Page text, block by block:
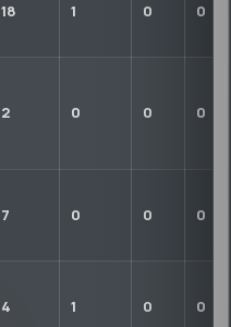
18 1 0 0
2 0 0 0
7 0 0 0
4 1 0 0